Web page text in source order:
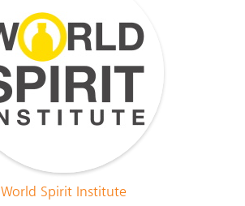
World Spirit Institute